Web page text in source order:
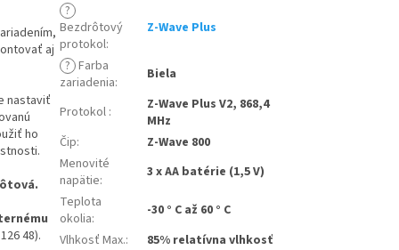
aj
nastaviť
ho
48).
?
Bezdrôtový
protokol:
Z-Wave Plus
? Farba
zariadenia: Biela
Protokol :
Z-Wave Plus V2, 868,4
MHz
Čip:
Z-Wave 800
Menovité
napätie:
3 x AA batérie (1,5 V)
Teplota
okolia:
-30 ° C až 60 ° C
Vlhkosť Max.:
85% relatívna vlhkosť